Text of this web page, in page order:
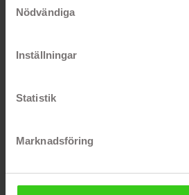
Nödvändiga
Inställningar
Statistik
Marknadsföring
DELTACO GAMING Dual-
Komplettera ditt gaming-rigg
svängbart bildskärmsfäste för
och anpassa varje skärm så
synvinkel och position
stålkonstruktionen tillåter dig
skärmar upp till 8kg vardera